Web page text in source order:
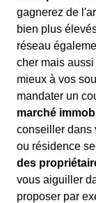
gagnerez de
bien plus
réseau
cher mais
mieux à vos
mandater un
marché
conseiller dans
ou résidence
des
vous aiguiller
proposer par